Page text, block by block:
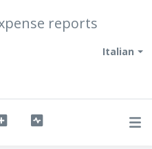
reports
Italian